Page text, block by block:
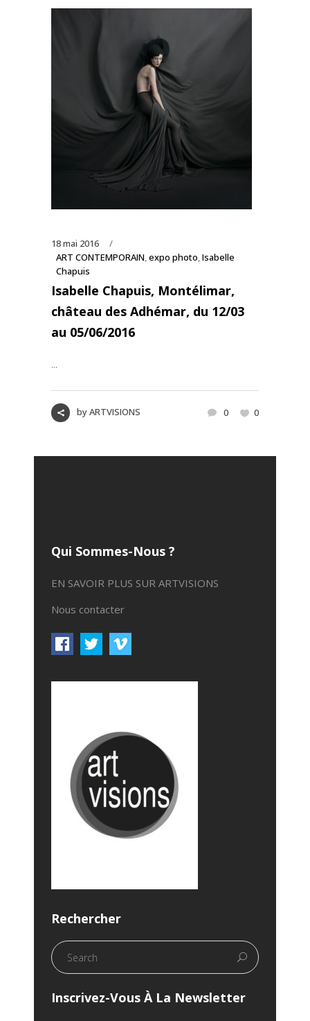
18 mai 2016
ART CONTEMPORAIN,expo photo,Isabelle
Chapuis
Isabelle Chapuis, Montélimar,
château des Adhémar, du 12/03
au 05/06/2016
...
byARTVISIONS 0 0
Qui Sommes-Nous ?
EN SAVOIR PLUS SUR ARTVISIONS
Nous contacter
Rechercher
Inscrivez-Vous À La Newsletter